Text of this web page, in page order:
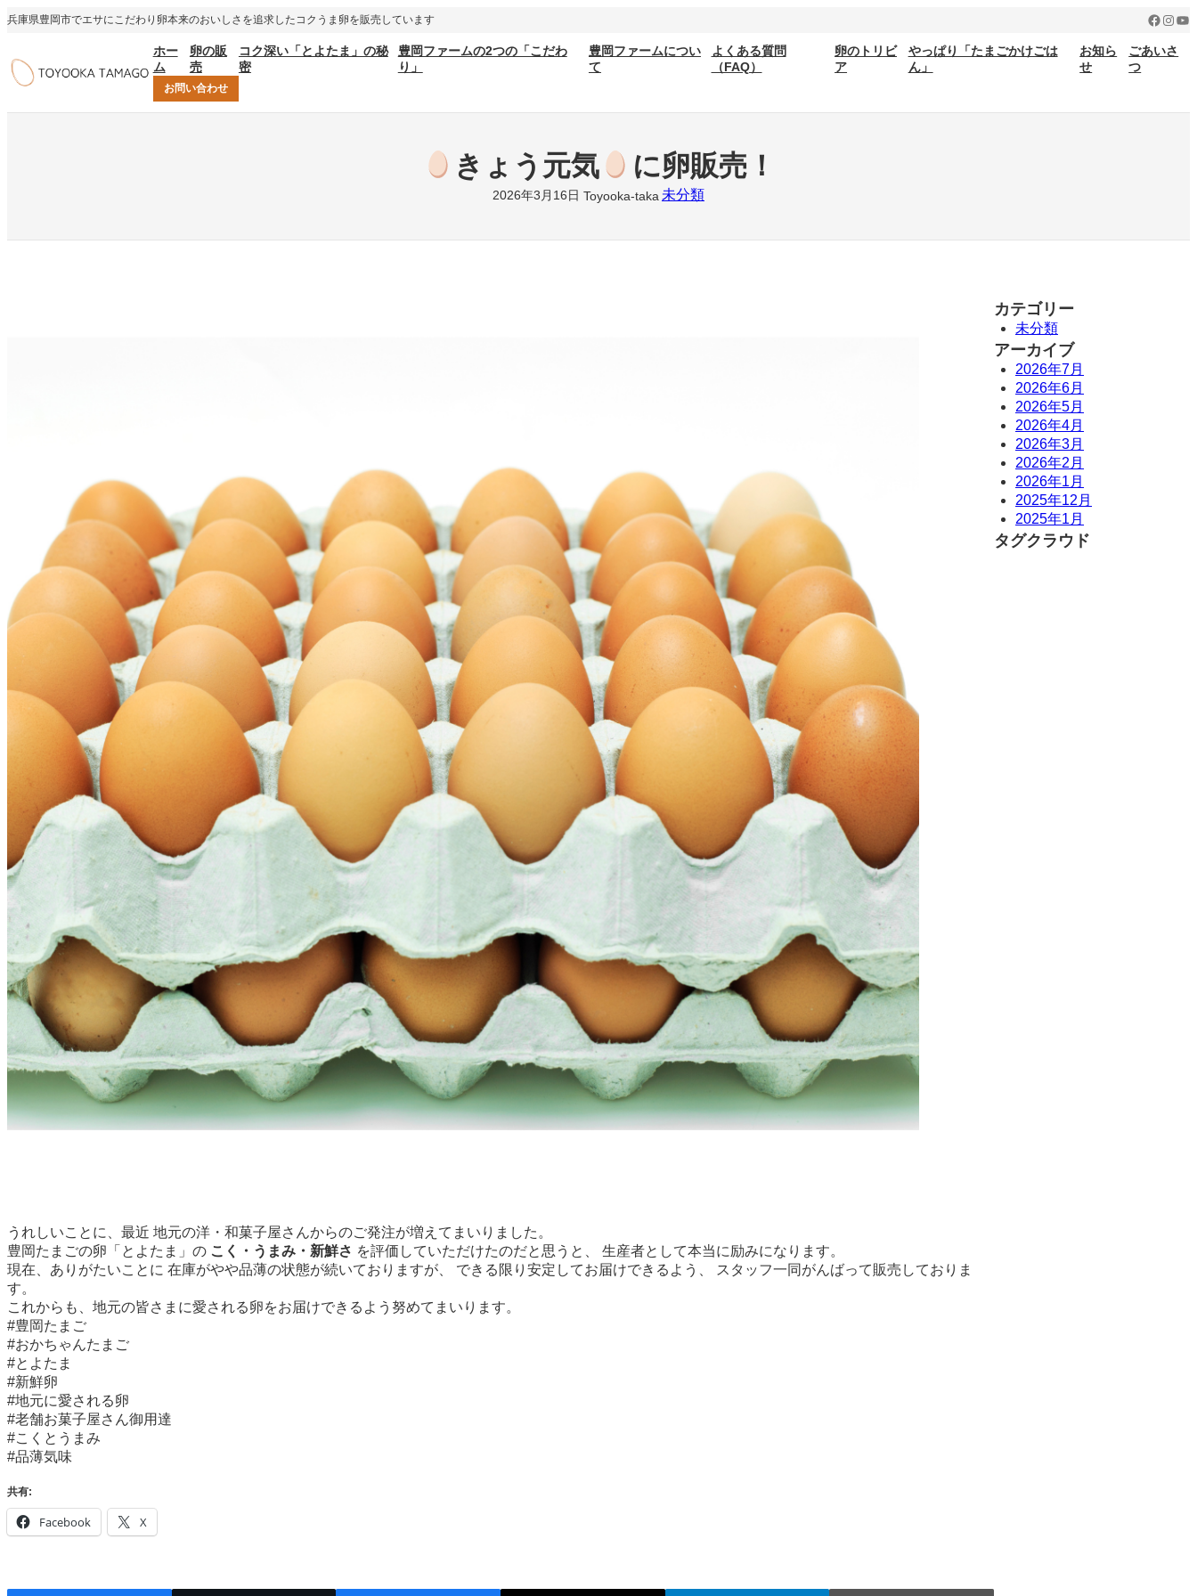
内
ス
キ
兵庫県豊岡市でエサにこだわり卵本来のおいしさを追求したコクうま卵を販売しています
ホー
ム
卵の販
売
コク深い「とよたま」の秘
密
豊岡ファームの2つの「こだわ
り」
豊岡ファームについ
て
よくある質問
（FAQ）
卵のトリビ
ア
やっぱり「たまごかけごは
ん」
お知ら
せ
ごあいさ
つ
お問い合わせ
きょう元気 に卵販売！
2026年3月16日 Toyooka-taka 未分類
うれしいことに、最近 地元の洋・和菓子屋さんからのご発注が増えてまいりました。
豊岡たまごの卵「とよたま」の こく・うまみ・新鮮さ を評価していただけたのだと思うと、 生産者として本当に励みになります。
現在、ありがたいことに 在庫がやや品薄の状態が続いておりますが、 できる限り安定してお届けできるよう、 スタッフ一同がんばって販売しておりま
す。
これからも、地元の皆さまに愛される卵をお届けできるよう努めてまいります。
​#豊岡たまご
​#おかちゃんたまご
​#とよたま
​#新鮮卵
​#地元に愛される卵
​#老舗お菓子屋さん御用達
​#こくとうまみ
​#品薄気味
共有:
Facebook X
カテゴリー
未分類
アーカイブ
2026年7月
2026年6月
2026年5月
2026年4月
2026年3月
2026年2月
2026年1月
2025年12月
2025年1月
タグクラウド